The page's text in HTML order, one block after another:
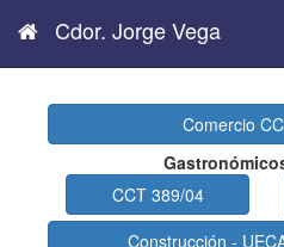
Cdor. Jorge Vega
Comercio
CCT 389/04
Construcción -